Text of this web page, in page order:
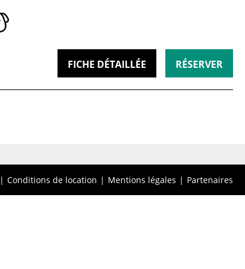
FICHE DÉTAILLÉE RÉSERVER
Conditions de location Mentions légales Partenaires